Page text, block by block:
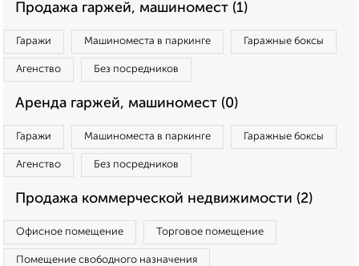
Продажа гаржей, машиномест (1)
Гаражи Машиноместа в паркинге Гаражные боксы
Агенство Без посредников
Аренда гаржей, машиномест (0)
Гаражи Машиноместа в паркинге Гаражные боксы
Агенство Без посредников
Продажа коммерческой недвижимости (2)
Офисное помещение Торговое помещение
Помещение свободного назначения